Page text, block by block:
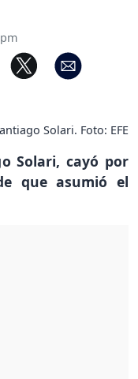
Solari. Foto: EFE
Solari, cayó por
que asumió el